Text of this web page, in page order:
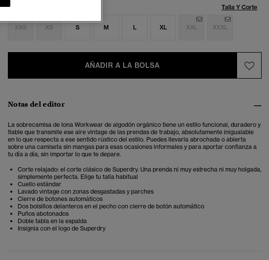
Seleccionar Talla: Talla Y Corte
XXS XS S M L XL XXL XXXL
AÑADIR A LA BOLSA
Notas del editor
La sobrecamisa de lona Workwear de algodón orgánico tiene un estilo funcional, duradero y
fiable que transmite ese aire vintage de las prendas de trabajo, absolutamente inigualable
en lo que respecta a ese sentido rústico del estilo. Puedes llevarla abrochada o abierta
sobre una camiseta sin mangas para esas ocasiones informales y para aportar confianza a
tu día a día, sin importar lo que te depare.
Corte relajado: el corte clásico de Superdry. Una prenda ni muy estrecha ni muy holgada,
simplemente perfecta. Elige tu talla habitual
Cuello estándar
Lavado vintage con zonas desgastadas y parches
Cierre de botones automáticos
Dos bolsillos delanteros en el pecho con cierre de botón automático
Puños abotonados
Doble tabla en la espalda
Insignia con el logo de Superdry